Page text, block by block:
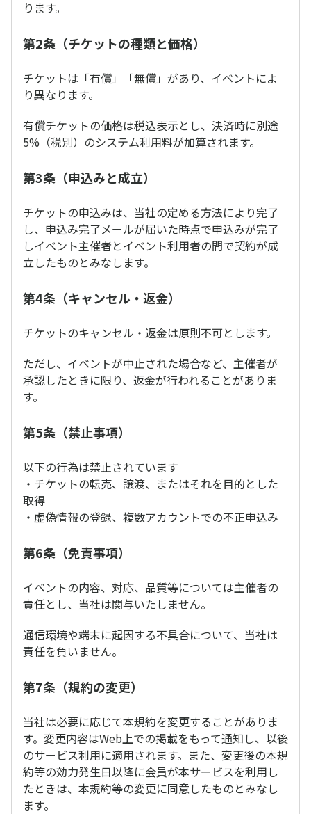
ります。
第2条（チケットの種類と価格）
チケットは「有償」「無償」があり、イベントによ
り異なります。
有償チケットの価格は税込表示とし、決済時に別途
5%（税別）のシステム利用料が加算されます。
第3条（申込みと成立）
チケットの申込みは、当社の定める方法により完了
し、申込み完了メールが届いた時点で申込みが完了
しイベント主催者とイベント利用者の間で契約が成
立したものとみなします。
第4条（キャンセル・返金）
チケットのキャンセル・返金は原則不可とします。
ただし、イベントが中止された場合など、主催者が
承認したときに限り、返金が行われることがありま
す。
第5条（禁止事項）
以下の行為は禁止されています
・チケットの転売、譲渡、またはそれを目的とした
取得
・虚偽情報の登録、複数アカウントでの不正申込み
第6条（免責事項）
イベントの内容、対応、品質等については主催者の
責任とし、当社は関与いたしません。
通信環境や端末に起因する不具合について、当社は
責任を負いません。
第7条（規約の変更）
当社は必要に応じて本規約を変更することがありま
す。変更内容はWeb上での掲載をもって通知し、以後
のサービス利用に適用されます。また、変更後の本規
約等の効力発生日以降に会員が本サービスを利用し
たときは、本規約等の変更に同意したものとみなし
ます。